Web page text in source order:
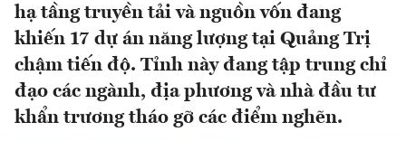
hạ tầng truyền tải và nguồn vốn đang
khiến 17 dự án năng lượng tại Quảng Trị
chậm tiến độ. Tỉnh này đang tập trung chỉ
đạo các ngành, địa phương và nhà đầu tư
khẩn trương tháo gỡ các điểm nghẽn.